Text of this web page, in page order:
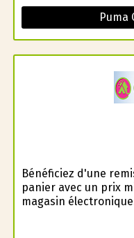
Puma
Bénéficiez d'une
panier avec un prix
magasin